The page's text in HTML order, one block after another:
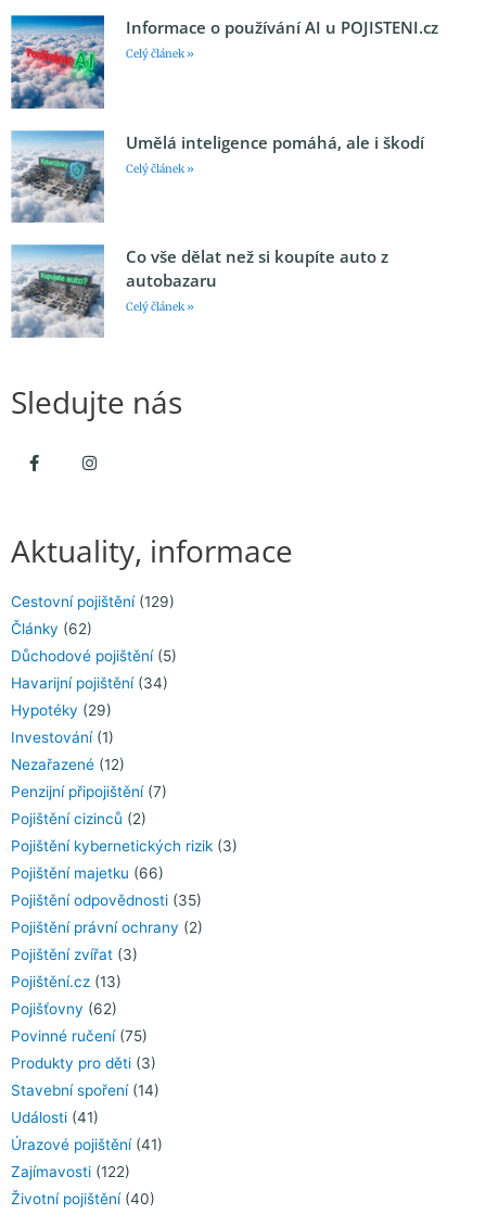
Informace o používání AI u POJISTENI.cz
Celý článek »
Umělá inteligence pomáhá, ale i škodí
Celý článek »
Co vše dělat než si koupíte auto z
autobazaru
Celý článek »
Sledujte nás
Aktuality, informace
Cestovní pojištění(129)
Články (62)
Důchodové pojištění(5)
Havarijní pojištění(34)
Hypotéky (29)
Investování(1)
Nezařazené (12)
Penzijní připojištění(7)
Pojištění cizinců (2)
Pojištění kybernetických rizik (3)
Pojištění majetku (66)
Pojištění odpovědnosti (35)
Pojištění právní ochrany (2)
Pojištění zvířat (3)
Pojištění.cz (13)
Pojišťovny (62)
Povinné ručení(75)
Produkty pro děti (3)
Stavební spoření(14)
Události (41)
Úrazové pojištění(41)
Zajímavosti (122)
Životní pojištění(40)